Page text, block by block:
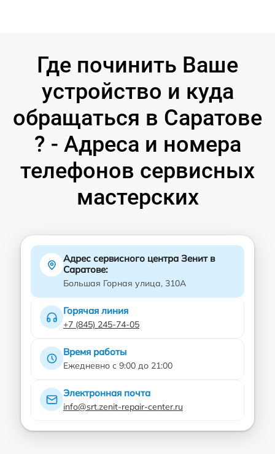
Где починить Ваше
устройство и куда
обращаться в Саратове
? - Адреса и номера
телефонов сервисных
мастерских
Адрес сервисного центра Зенит в
Саратове:
Большая Горная улица, 310А
Горячая линия
+7 (845) 245-74-05
Время работы
Ежедневно с 9:00 до 21:00
Электронная почта
info@srt.zenit-repair-center.ru